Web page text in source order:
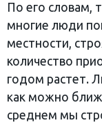
По его словам,
многие люди
местности,
количество
годом растет.
как можно
среднем мы